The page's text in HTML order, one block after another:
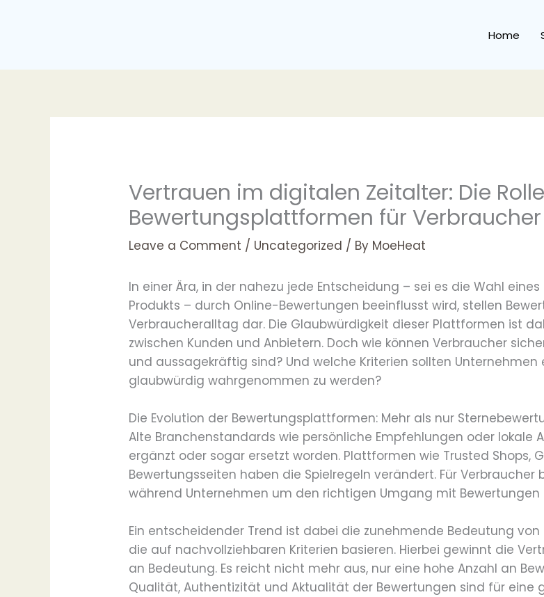
Home
Vertrauen im digitalen Zeitalter: Die
Bewertungsplattformen für
Leave a Comment / Uncategorized / By MoeHeat
In einer Ära, in der nahezu jede Entscheidung – sei es die Wahl
Produkts – durch Online-Bewertungen beeinflusst wird, stellen
Verbraucheralltag dar. Die Glaubwürdigkeit dieser Plattformen ist
zwischen Kunden und Anbietern. Doch wie können Verbraucher
und aussagekräftig sind? Und welche Kriterien sollten
glaubwürdig wahrgenommen zu werden?
Die Evolution der Bewertungsplattformen: Mehr als nur
Alte Branchenstandards wie persönliche Empfehlungen oder lokale
ergänzt oder sogar ersetzt worden. Plattformen wie Trusted Shops,
Bewertungsseiten haben die Spielregeln verändert. Für
während Unternehmen um den richtigen Umgang mit Bewertungen
Ein entscheidender Trend ist dabei die zunehmende Bedeutung
die auf nachvollziehbaren Kriterien basieren. Hierbei gewinnt die
an Bedeutung. Es reicht nicht mehr aus, nur eine hohe Anzahl an
Qualität, Authentizität und Aktualität der Bewertungen sind für eine